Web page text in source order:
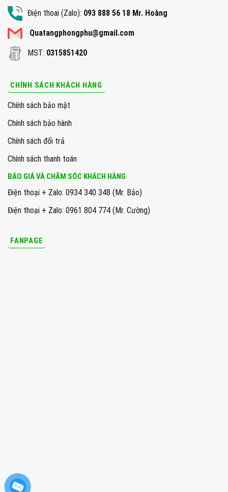
Điện thoai (Zalo): 093 888 56 18 Mr. Hoàng
Quatangphongphu@gmail.com
MST: 0315851420
CHÍNH SÁCH KHÁCH HÀNG
Chính sách bảo mật
Chính sách bảo hành
Chính sách đổi trả
Chính sách thanh toán
BÁO GIÁ VÀ CHĂM SÓC KHÁCH HÀNG
Điện thoại + Zalo: 0934 340 348 (Mr. Bảo)
Điện thoại + Zalo: 0961 804 774 (Mr. Cường)
FANPAGE